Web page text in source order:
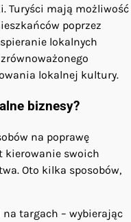
Turyści mają możliwość
poprzez
lokalnych
lokalnej kultury.
biznesy?
na poprawę
kierowanie swoich
Oto kilka sposobów,
targach – wybierając